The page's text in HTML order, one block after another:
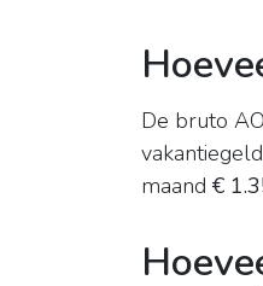
De bruto
maand €